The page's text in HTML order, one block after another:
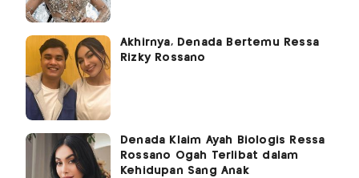
Akhirnya, Denada Bertemu Ressa
Rizky Rossano
Denada Klaim Ayah Biologis Ressa
Rossano Ogah Terlibat dalam
Kehidupan Sang Anak